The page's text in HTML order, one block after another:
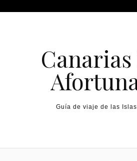
Guía de viaje de las